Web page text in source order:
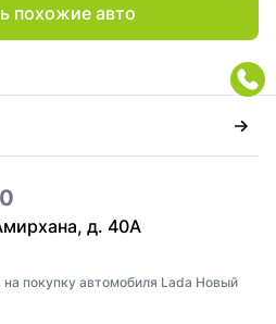
похожие авто
д. 40А
покупку автомобиля Lada Новый